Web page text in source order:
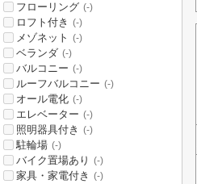
フローリング (-)
ロフト付き (-)
メゾネット (-)
ベランダ (-)
バルコニー (-)
ルーフバルコニー (-)
オール電化 (-)
エレベーター (-)
照明器具付き (-)
駐輪場 (-)
バイク置場あり (-)
家具・家電付き (-)